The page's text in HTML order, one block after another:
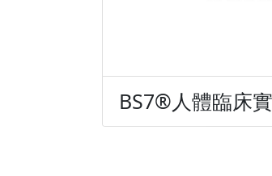
BS7®人體臨床